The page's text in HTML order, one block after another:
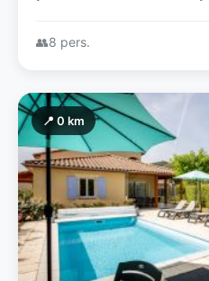
in Vallon Pont d'Arc
👥8 pers.
📍 0 km